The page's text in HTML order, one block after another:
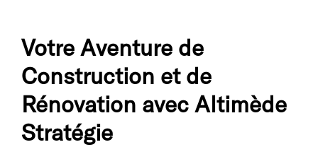
Votre Aventure de
Construction et de
Rénovation avec Altimède
Stratégie